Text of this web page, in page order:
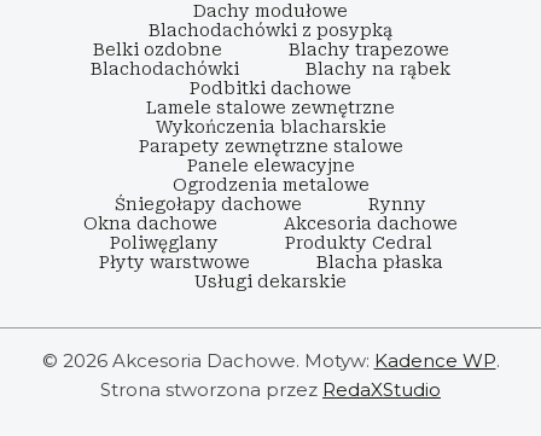
Dachy modułowe
Blachodachówki z posypką
Belki ozdobne
Blachy trapezowe
Blachodachówki
Blachy na rąbek
Podbitki dachowe
Lamele stalowe zewnętrzne
Wykończenia blacharskie
Parapety zewnętrzne stalowe
Panele elewacyjne
Ogrodzenia metalowe
Śniegołapy dachowe
Rynny
Okna dachowe
Akcesoria dachowe
Poliwęglany
Produkty Cedral
Płyty warstwowe
Blacha płaska
Usługi dekarskie
© 2026 Akcesoria Dachowe. Motyw: Kadence WP.
Strona stworzona przez RedaXStudio